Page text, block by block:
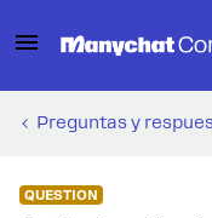
Preguntas y
QUESTION